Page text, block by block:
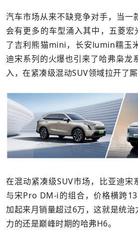
汽车市场从来不缺竞争对手，当一
会有更多的车型涌入其中，五菱
了吉利熊猫mini，长安lumin糯玉
迪宋系列的火爆也引来了哈弗枭龙
入，在紧凑级混动SUV领域拉开了
在混动紧凑级SUV市场，比亚迪宋
与宋Pro DM-i的组合，价格横跨
加起来月销量超过6万，这就是统
力的还是巅峰时期的哈弗H6。